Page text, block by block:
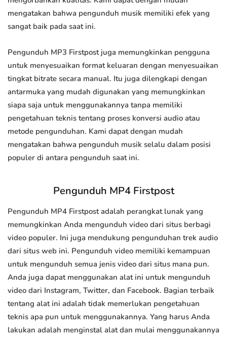
mengatakan bahwa pengunduh musik memiliki efek yang
sangat baik pada saat ini.
Pengunduh MP3 Firstpost juga memungkinkan pengguna
untuk menyesuaikan format keluaran dengan menyesuaikan
tingkat bitrate secara manual. Itu juga dilengkapi dengan
antarmuka yang mudah digunakan yang memungkinkan
siapa saja untuk menggunakannya tanpa memiliki
pengetahuan teknis tentang proses konversi audio atau
metode pengunduhan. Kami dapat dengan mudah
mengatakan bahwa pengunduh musik selalu dalam posisi
populer di antara pengunduh saat ini.
Pengunduh MP4 Firstpost
Pengunduh MP4 Firstpost adalah perangkat lunak yang
memungkinkan Anda mengunduh video dari situs berbagi
video populer. Ini juga mendukung pengunduhan trek audio
dari situs web ini. Pengunduh video memiliki kemampuan
untuk mengunduh semua jenis video dari situs mana pun.
Anda juga dapat menggunakan alat ini untuk mengunduh
video dari Instagram, Twitter, dan Facebook. Bagian terbaik
tentang alat ini adalah tidak memerlukan pengetahuan
teknis apa pun untuk menggunakannya. Yang harus Anda
lakukan adalah menginstal alat dan mulai menggunakannya